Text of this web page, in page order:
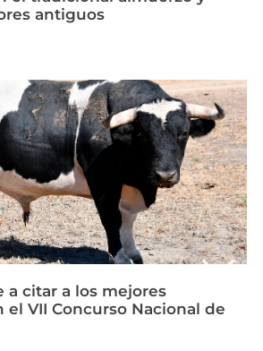
antiguos
a citar a los mejores
el VII Concurso Nacional de